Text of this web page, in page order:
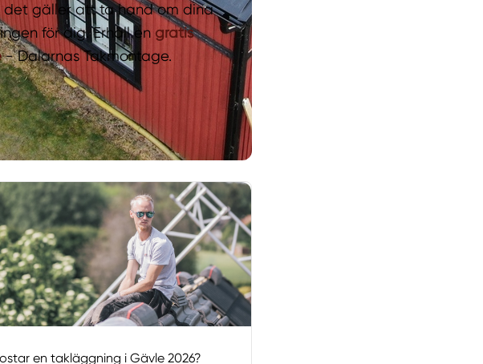
det gäller att ta hand om dina
för dig. Erhåll en gratis
- Dalarnas Takmontage.
en takläggning i Gävle 2026?